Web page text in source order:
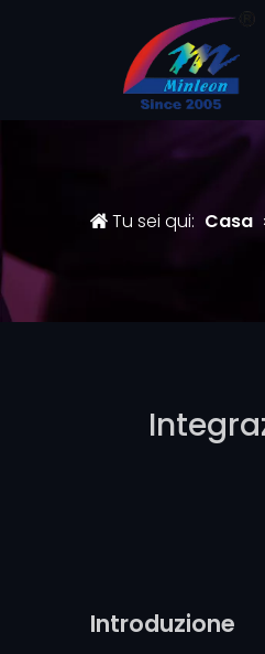
Tu sei qui: Casa
Introduzione